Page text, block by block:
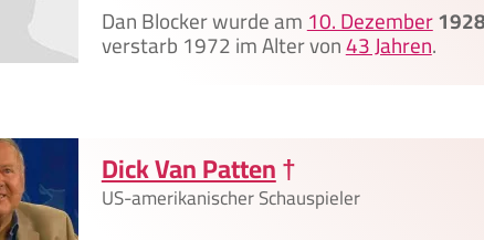
Dan Blocker wurde am10. Dezember1928
verstarb 1972 im Alter von43 Jahren.
Dick Van Patten†
US-amerikanischer Schauspieler